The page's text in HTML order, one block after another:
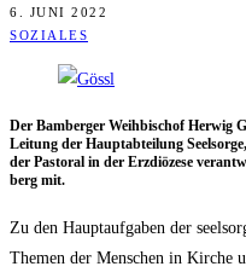
6. JUNI 2022
SOZIALES
Der Bam­ber­ger Weih­bi­schof Her­wig
Lei­tung der Haupt­ab­tei­lung
der Pas­to­ral in der Erz­diö­ze­se
berg mit.
Zu den Haupt­auf­ga­ben der
The­men der Men­schen in Kir­che